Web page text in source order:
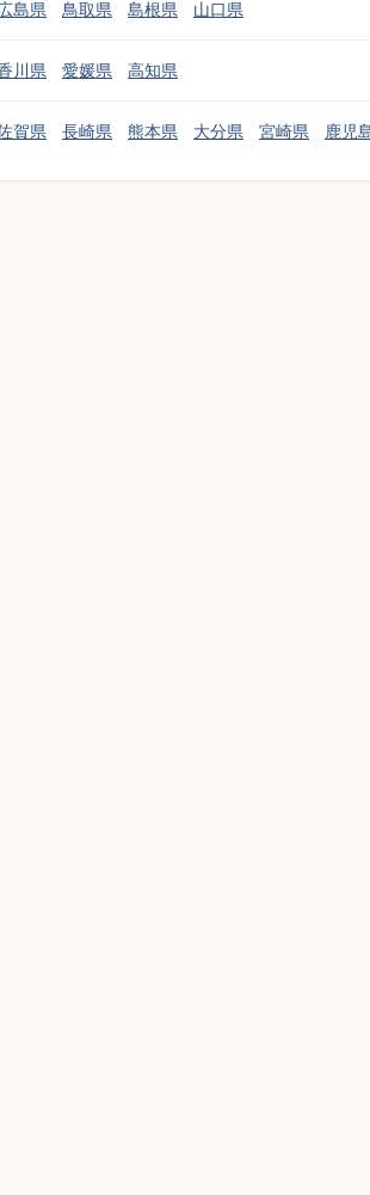
島県 鳥取県 島根県 山口県
川県 愛媛県 高知県
賀県 長崎県 熊本県 大分県 宮崎県 鹿児